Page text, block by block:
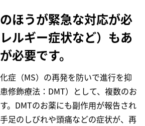
ほうが緊急な対応が必
ルギー症状など）もあ
必要です。
症（MS）の再発を防いで進行を抑
修飾療法：DMT）として、複数のお
。DMTのお薬にも副作用が報告され
足のしびれや頭痛などの症状が、再